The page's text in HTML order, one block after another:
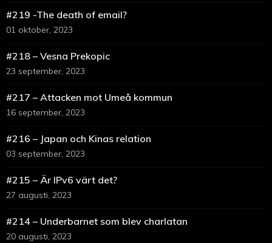
#219 -The death of email?
01 oktober, 2023
#218 – Vesna Prekopic
23 september, 2023
#217 – Attacken mot Umeå kommun
16 september, 2023
#216 – Japan och Kinas relation
03 september, 2023
#215 – Är IPv6 värt det?
27 augusti, 2023
#214 – Underbarnet som blev charlatan
20 augusti, 2023